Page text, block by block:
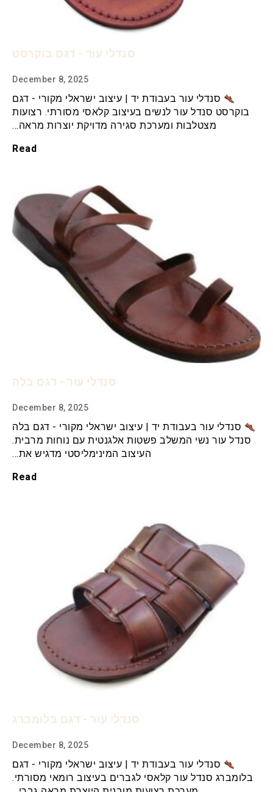
סנדלי עור - דגם בוקרסט
December 8, 2025
סנדלי עור בעבודת יד | עיצוב ישראלי מקורי - דגם
בוקרסט סנדל עור לנשים בעיצוב קלאסי מסורתי. רצועות
מצטלבות ומערכת סגירה מדויקת יוצרות מראה…
Read
סנדלי עור - דגם בלה
December 8, 2025
סנדלי עור בעבודת יד | עיצוב ישראלי מקורי - דגם בלה
סנדל עור נשי המשלב פשטות אלגנטית עם נוחות מרבית.
העיצוב המינימליסטי מדגיש את…
Read
סנדלי עור - דגם בלומברג
December 8, 2025
סנדלי עור בעבודת יד | עיצוב ישראלי מקורי - דגם
בלומברג סנדל עור קלאסי לגברים בעיצוב רומאי מסורתי.